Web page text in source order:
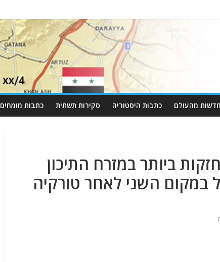
חדשות מהעולם כתבות היסטוריה סקירות תשתית כתבות מומחים
ביותר במזרח התיכון
ישראל במקום השני לאחר טורקיה